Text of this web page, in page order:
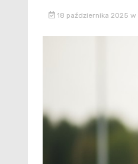
18 października 2025 w